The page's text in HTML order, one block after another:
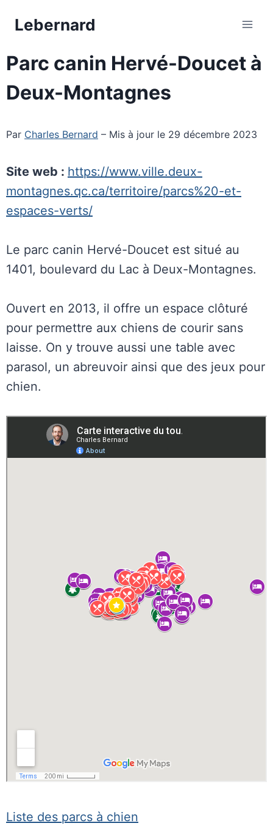
Lebernard
Parc canin Hervé-Doucet à
Deux-Montagnes
Par Charles Bernard – Mis à jour le 29 décembre 2023
Site web : https://www.ville.deux-
montagnes.qc.ca/territoire/parcs%20-et-
espaces-verts/
Le parc canin Hervé-Doucet est situé au
1401, boulevard du Lac à Deux-Montagnes.
Ouvert en 2013, il offre un espace clôturé
pour permettre aux chiens de courir sans
laisse. On y trouve aussi une table avec
parasol, un abreuvoir ainsi que des jeux pour
chien.
Liste des parcs à chien